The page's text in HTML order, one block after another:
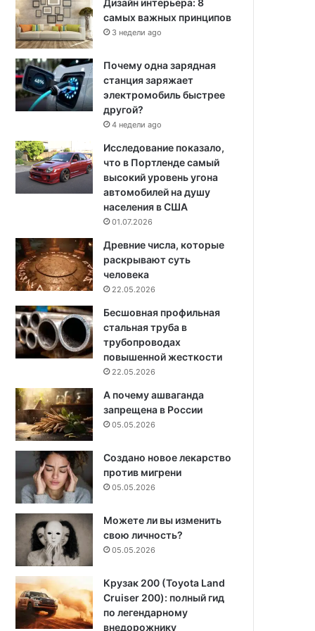
Дизайн интерьера: 8
самых важных принципов
3 недели ago
Почему одна зарядная
станция заряжает
электромобиль быстрее
другой?
4 недели ago
Исследование показало,
что в Портленде самый
высокий уровень угона
автомобилей на душу
населения в США
01.07.2026
Древние числа, которые
раскрывают суть
человека
22.05.2026
Бесшовная профильная
стальная труба в
трубопроводах
повышенной жесткости
22.05.2026
А почему ашваганда
запрещена в России
05.05.2026
Создано новое лекарство
против мигрени
05.05.2026
Можете ли вы изменить
свою личность?
05.05.2026
Крузак 200 (Toyota Land
Cruiser 200): полный гид
по легендарному
внедорожнику